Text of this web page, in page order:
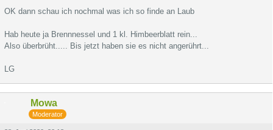
OK dann schau ich nochmal was ich so finde an Laub
Hab heute ja Brennnessel und 1 kl. Himbeerblatt rein...
Also überbrüht..... Bis jetzt haben sie es nicht angerührt...
LG
Mowa
Moderator